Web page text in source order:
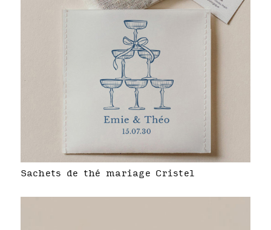
Sachets de thé mariage Cristel